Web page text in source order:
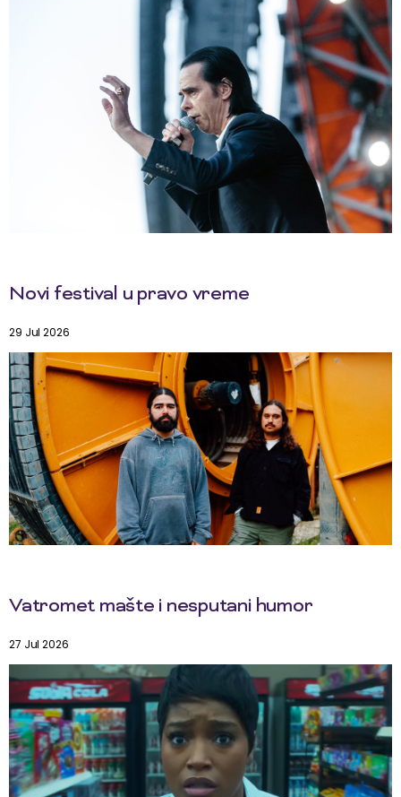
Novi festival u pravo vreme
29 Jul 2026
Vatromet mašte i nesputani humor
27 Jul 2026